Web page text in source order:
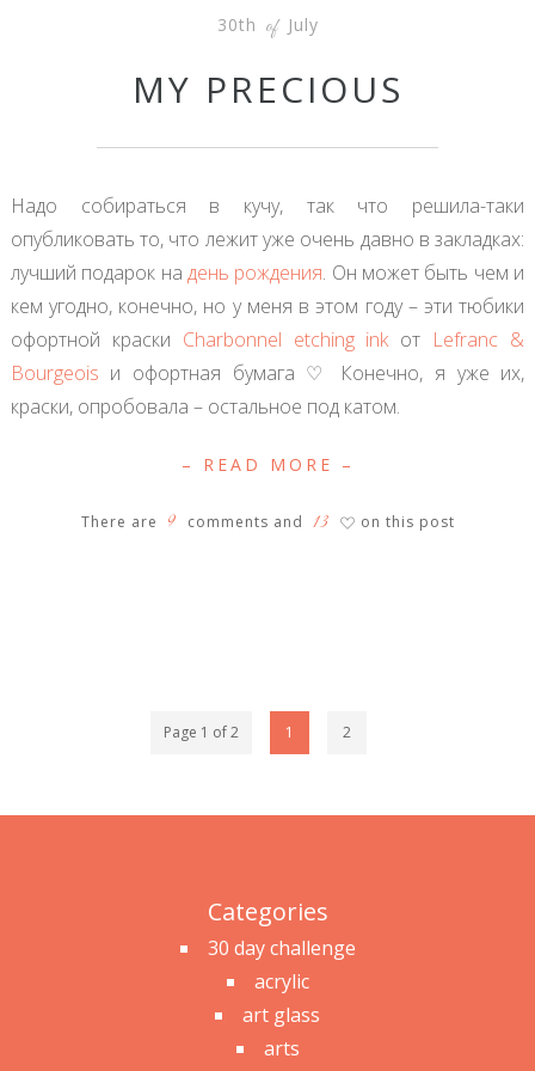
30th of July
MY PRECIOUS
Надо собираться в кучу, так что решила-таки
опубликовать то, что лежит уже очень давно в закладках:
лучший подарок на день рождения. Он может быть чем и
кем угодно, конечно, но у меня в этом году – эти тюбики
офортной краски Сharbonnel etching inkот Lefranc &
Bourgeois и офортная бумага ♡ Конечно, я уже их,
краски, опробовала – остальное под катом.
– READ MORE –
There are 9 comments and 13 ♡ on this post
Page 1 of 2 1 2
Categories
30 day challenge
acrylic
art glass
arts